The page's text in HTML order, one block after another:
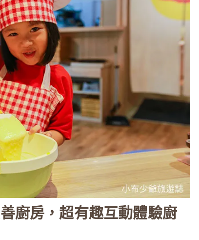
廚房，超有趣互動體驗廚